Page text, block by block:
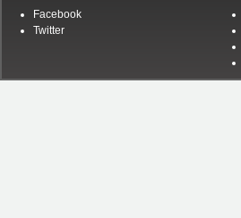
Facebook
Twitter